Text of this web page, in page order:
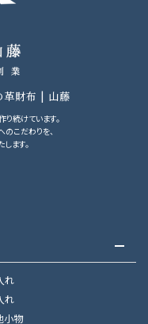
革財布 | 山藤
続けています。
こだわりを、
ます。
れ
れ
小物